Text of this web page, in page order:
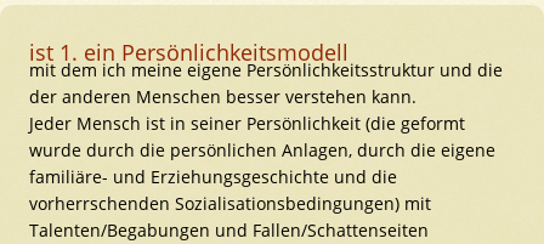
ist 1. ein Persönlichkeitsmodell
mit dem ich meine eigene Persönlichkeitsstruktur und die
der anderen Menschen besser verstehen kann.
Jeder Mensch ist in seiner Persönlichkeit (die geformt
wurde durch die persönlichen Anlagen, durch die eigene
familiäre- und Erziehungsgeschichte und die
vorherrschenden Sozialisationsbedingungen) mit
Talenten/Begabungen und Fallen/Schattenseiten